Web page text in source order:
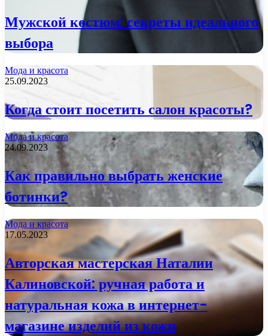
Мужской костюм: секреты идеального
выбора
Мода и красота
25.09.2023
Когда стоит посетить салон красоты?
Мода и красота
24.09.2023
Как правильно выбрать женские
ботинки?
Мода и красота
17.05.2023
Авторская мастерская Наталии
Калиновской: ручная работа и
натуральная кожа в интернет-
магазине изделий из кожи